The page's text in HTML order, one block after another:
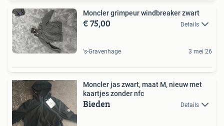
Moncler grimpeur windbreaker zwart
€ 75,00 Details
's-Gravenhage 3 mei 26
Moncler jas zwart, maat M, nieuw met
kaartjes zonder nfc
Bieden Details